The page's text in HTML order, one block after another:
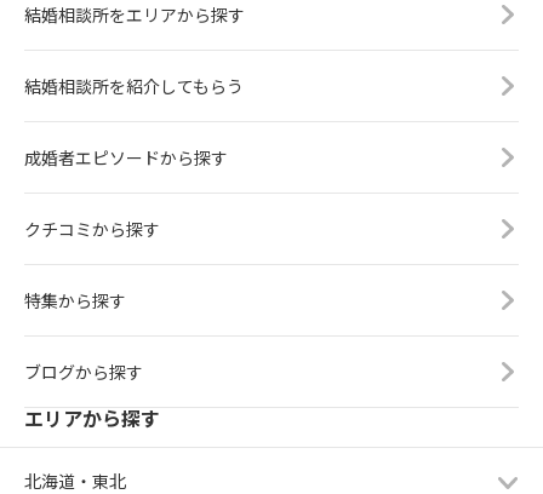
結婚相談所をエリアから探す
結婚相談所を紹介してもらう
成婚者エピソードから探す
クチコミから探す
特集から探す
ブログから探す
エリアから探す
北海道・東北